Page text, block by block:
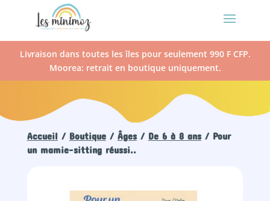
Livraison dans toutes les îles pour seulement 990 F CFP.
Moorea: retrait en boutique uniquement.
Accueil / Boutique/ Âges/ De 6 à 8 ans/ Pour
un mamie-sitting réussi..